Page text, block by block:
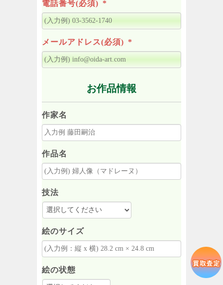
電話番号(必須) *
メールアドレス(必須) *
お作品情報
作家名
作品名
技法
絵のサイズ
絵の状態